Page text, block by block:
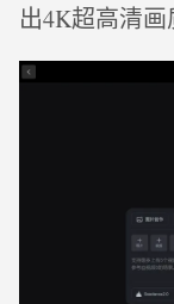
出4K超高清画